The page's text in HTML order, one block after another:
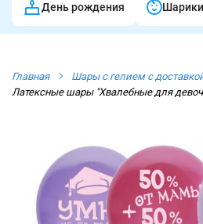
День рождения
Главная
Шары с гелием с
Латексные шары "Хвалебные для